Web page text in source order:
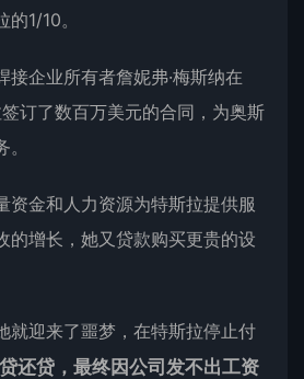
1/10。
接企业所有者詹妮弗·梅斯纳在
订了数百万美元的合同，为奥斯
资金和人力资源为特斯拉提供服
的增长，她又贷款购买更贵的设
就迎来了噩梦，在特斯拉停止付
还贷，最终因公司发不出工资